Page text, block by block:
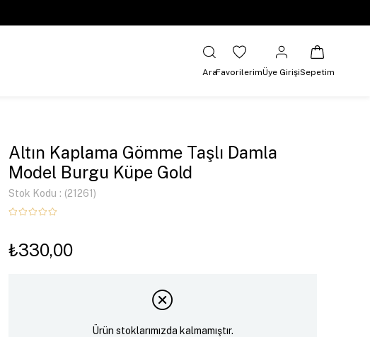
AraFavorilerimÜye GirişiSepetim
Altın Kaplama Gömme Taşlı Damla
Model Burgu Küpe Gold
Stok Kodu (21261)
₺330,00
Ürün stoklarımızda kalmamıştır.